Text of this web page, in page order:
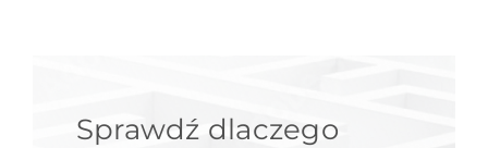
Sprawdź dlaczego